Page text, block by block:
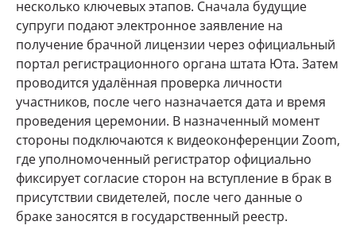
несколько ключевых этапов. Сначала будущие
супруги подают электронное заявление на
получение брачной лицензии через официальный
портал регистрационного органа штата Юта. Затем
проводится удалённая проверка личности
участников, после чего назначается дата и время
проведения церемонии. В назначенный момент
стороны подключаются к видеоконференции Zoom,
где уполномоченный регистратор официально
фиксирует согласие сторон на вступление в брак в
присутствии свидетелей, после чего данные о
браке заносятся в государственный реестр.